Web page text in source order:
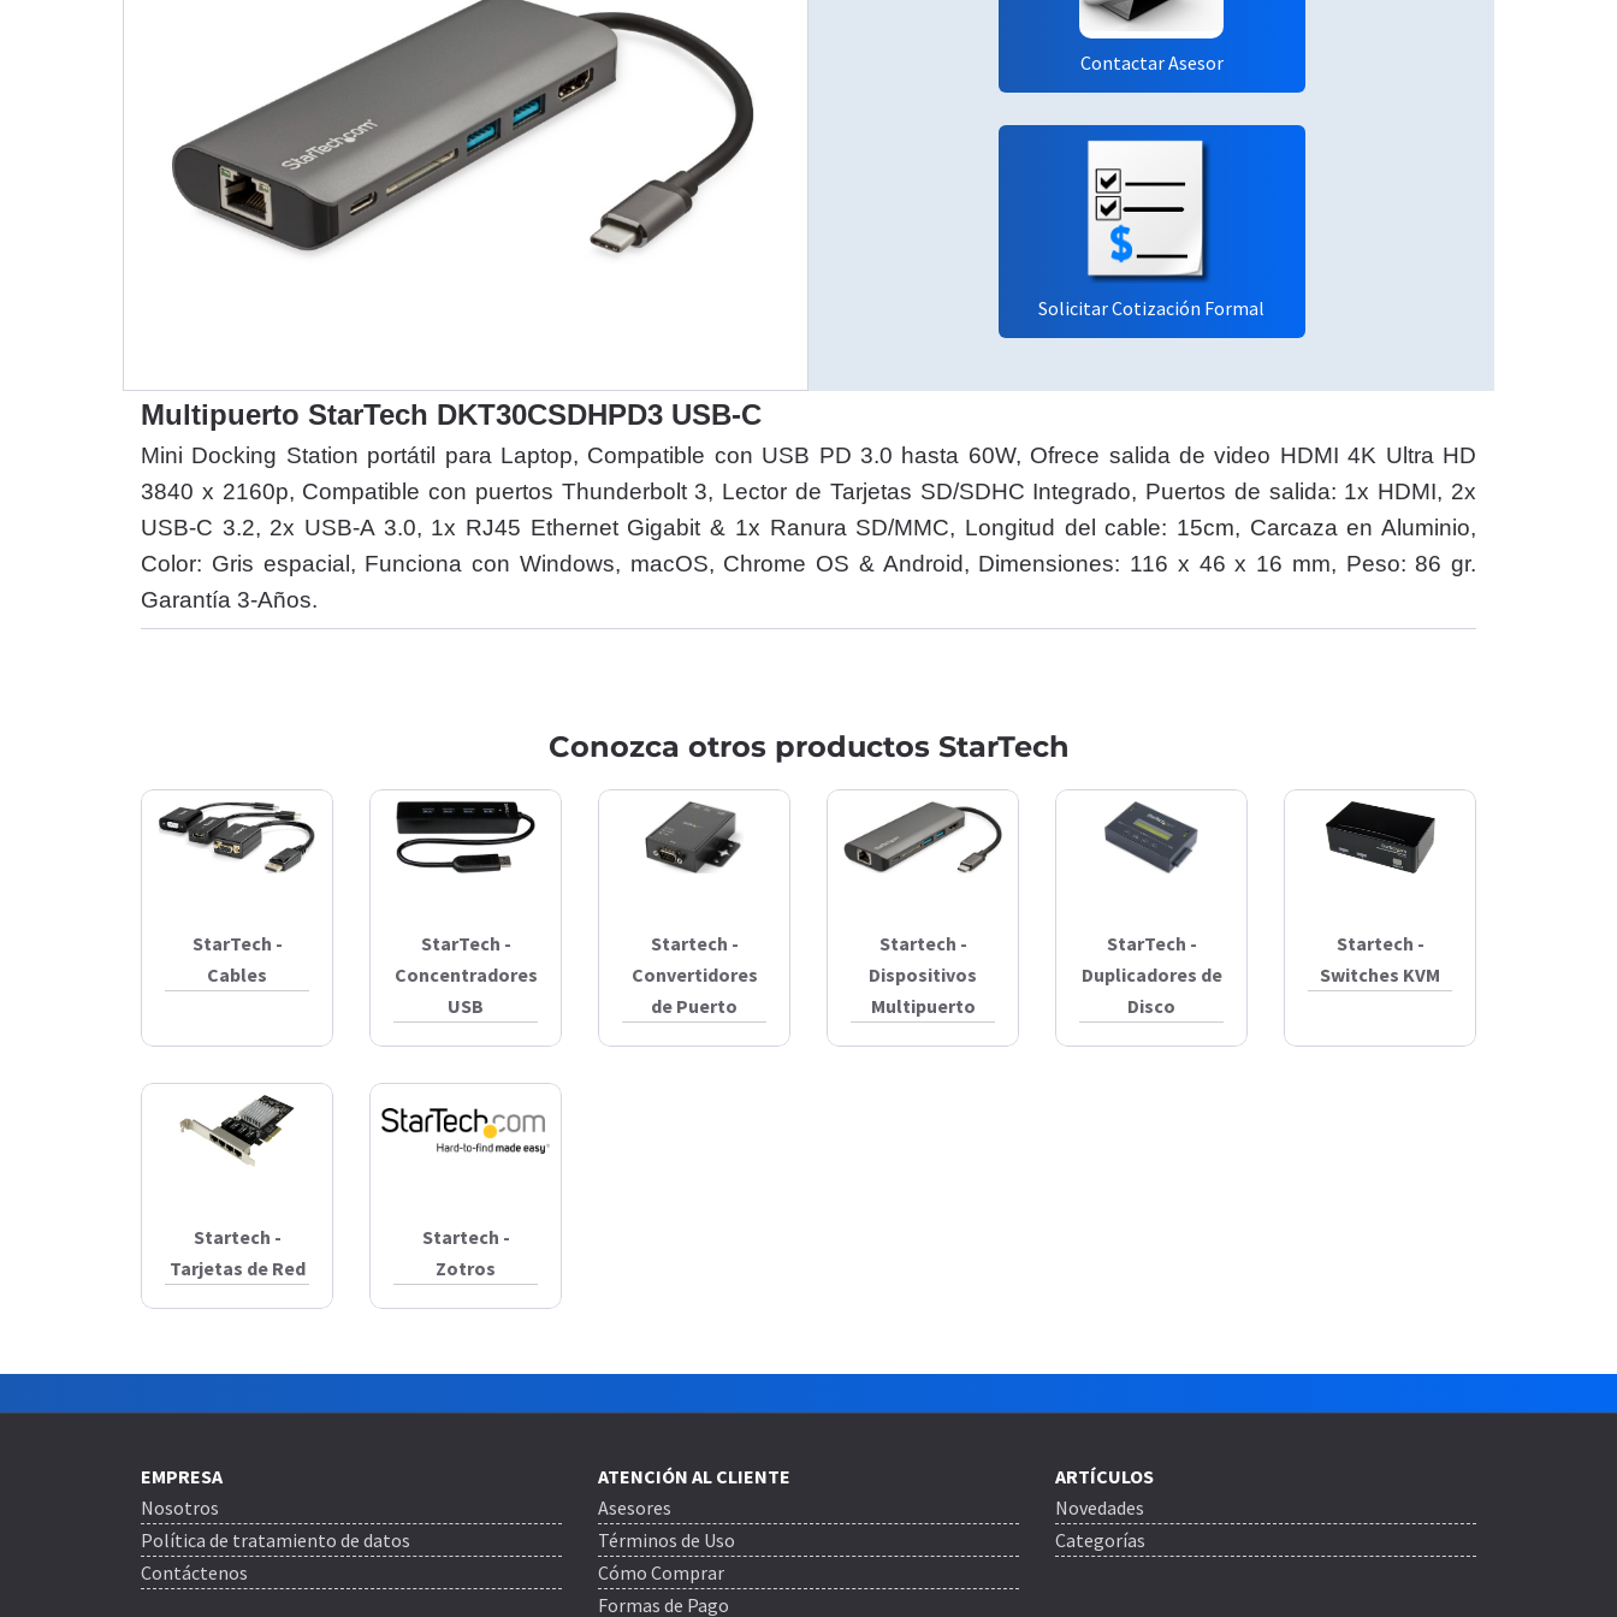
Contactar Asesor
Solicitar Cotización Formal
Multipuerto StarTech DKT30CSDHPD3 USB-C
Mini Docking Station portátil para Laptop, Compatible con USB PD 3.0 hasta 60W, Ofrece salida de video HDMI 4K Ultra HD
3840 x 2160p, Compatible con puertos Thunderbolt 3, Lector de Tarjetas SD/SDHC Integrado, Puertos de salida: 1x HDMI, 2x
USB-C 3.2, 2x USB-A 3.0, 1x RJ45 Ethernet Gigabit & 1x Ranura SD/MMC, Longitud del cable: 15cm, Carcaza en Aluminio,
Color: Gris espacial, Funciona con Windows, macOS, Chrome OS & Android, Dimensiones: 116 x 46 x 16 mm, Peso: 86 gr.
Garantía 3-Años.
Conozca otros productos StarTech
StarTech -
Cables
StarTech -
Concentradores
USB
Startech -
Convertidores
de Puerto
Startech -
Dispositivos
Multipuerto
StarTech -
Duplicadores de
Disco
Startech -
Switches KVM
Startech -
Tarjetas de Red
Startech -
Zotros
EMPRESA
Nosotros
Política de tratamiento de datos
Contáctenos
ATENCIÓN AL CLIENTE
Asesores
Términos de Uso
Cómo Comprar
Formas de Pago
ARTÍCULOS
Novedades
Categorías